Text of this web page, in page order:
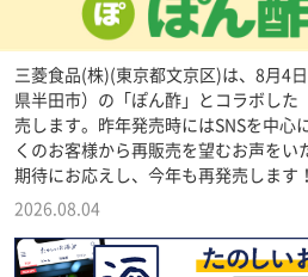
三菱食品(株)(東京都文京区)は、8月4
県半田市）の「ぽん酢」とコラボし
売します。昨年発売時にはSNSを中心
くのお客様から再販売を望むお声をい
期待にお応えし、今年も再発売します！
2026.08.04